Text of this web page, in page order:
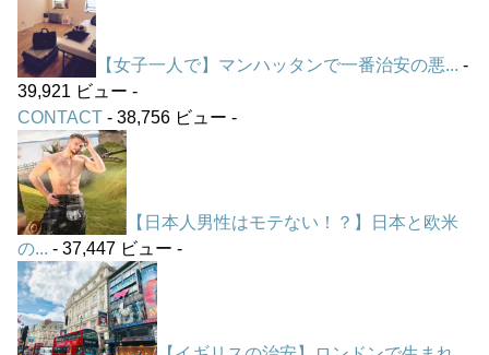
【女子一人で】マンハッタンで一番治安の悪...
-
39,921 ビュー -
CONTACT - 38,756 ビュー -
【日本人男性はモテない！？】日本と欧米
の...
- 37,447 ビュー -